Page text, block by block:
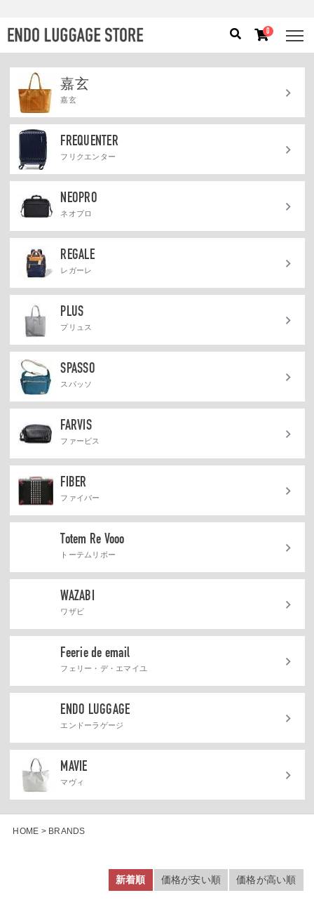
人気のキーワード：
フリクエン タ
カテゴリから探す
ブランドから探す
容量から探す
価格
0
嘉玄
嘉玄
FREQUENTER
フリクエンター
NEOPRO
ネオプロ
REGALE
レガーレ
PLUS
プリュス
SPASSO
スパッソ
FARVIS
ファービス
FIBER
ファイバー
Totem Re Vooo
トーテムリボー
WAZABI
ワザビ
Feerie de email
フェリー・デ・エマイユ
ENDO LUGGAGE
エンドーラゲージ
MAVIE
マヴィ
HOME BRANDS
価格が安い順 価格が高い順
新着順